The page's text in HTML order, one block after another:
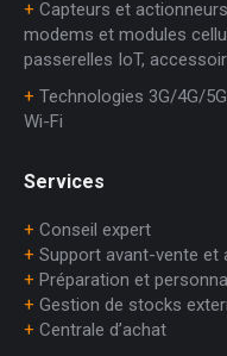
+ Capteurs et
modems et modules
passerelles IoT,
+ Technologies 3G/4G/
Wi-Fi
Services
+ Conseil expert
+ Support avant-vente et
+ Préparation et
+ Gestion de stocks
+ Centrale d’achat